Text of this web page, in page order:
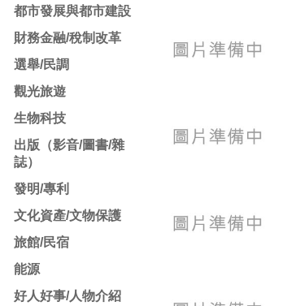
都市發展與都市建設
財務金融/稅制改革
選舉/民調
觀光旅遊
生物科技
出版（影音/圖書/雜
誌）
發明/專利
文化資產/文物保護
旅館/民宿
能源
好人好事/人物介紹